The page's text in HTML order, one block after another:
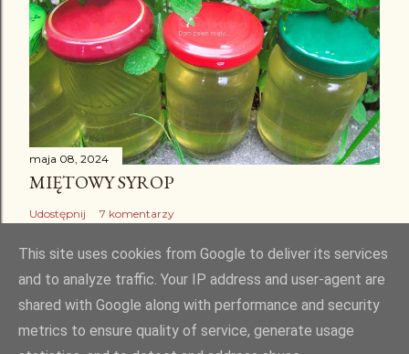
maja 08, 2024
MIĘTOWY SYROP
Udostępnij 7 komentarzy
Obsługiwane przez usługę Blogger
This site uses cookies from Google to deliver its services
and to analyze traffic. Your IP address and user-agent are
shared with Google along with performance and security
metrics to ensure quality of service, generate usage